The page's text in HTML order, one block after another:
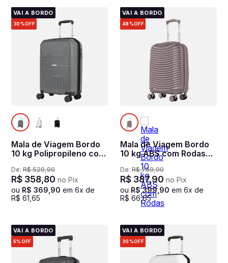
VAI A BORDO
30%OFF
Mala de Viagem Bordo
10 kg Polipropileno com
Cinza oceânico
De: R$ 529,90
R$ 358,80 no Pix
ou R$ 369 90 em 6x de
R$ 61 65
VAI A BORDO
48%OFF
Mala de Viagem Bordo
10 kg ABS com Rodas
360° Vega 3T - Cinza
grafite
De: R$ 769,90
R$ 387,90 no Pix
ou R$ 399, 90 em 6x de
R$ 66,65
VAI A BORDO
5%OFF
VAI A BORDO
30%OFF